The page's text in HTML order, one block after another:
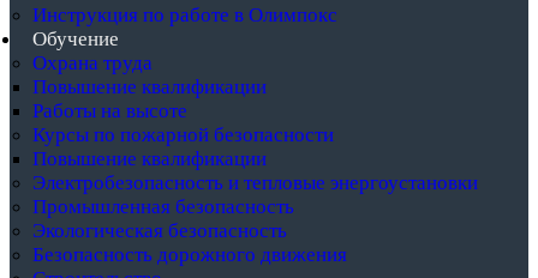
Инструкция по работе в Олимпокс
Обучение
Охрана труда
Повышение квалификации
Работы на высоте
Курсы по пожарной безопасности
Повышение квалификации
Электробезопасность и тепловые энергоустановки
Промышленная безопасность
Экологическая безопасность
Безопасность дорожного движения